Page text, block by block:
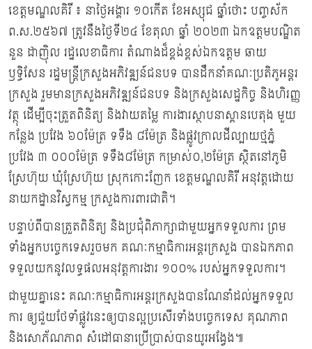
ខេត្តមណ្ឌលគិរី ៖ នាថ្ងៃអង្គារ ១០កើត ខែអស្សុជ ឆ្នាំថោះ បញ្ចស័ក
ព.ស.២៥៦៧ ត្រូវនឹងថ្ងៃទី២៤ ខែតុលា ឆ្នាំ ២០២៣ ឯកឧត្តមបណ្ឌិត
នួន ដាញ៉ិល រដ្ឋលេខាធិការ តំណាងដ៏ខ្ពង់ខ្ពស់ឯកឧត្តម ឆាយ
ឫទ្ធិសែន រដ្ឋមន្ត្រីក្រសួងអភិវឌ្ឍន៍ជនបទ បានដឹកនាំគណៈប្រតិភូអន្តរ
ក្រសួង រួមមានក្រសួងអភិវឌ្ឍន៍ជនបទ និងក្រសួងសេដ្ឋកិច្ច និងហិរញ្ញ
វត្ថុ ដើម្បីចុះត្រួតពិនិត្យ និងវាយតម្លៃ ការងារស្ថាបនាស្ពានបេតុង មួយ
កន្លែង ប្រវែង ៦០ម៉ែត្រ ទទឹង ៨ម៉ែត្រ និងផ្លូវក្រាលដីល្បាយថ្មភ្នំ
ប្រវែង ៣ ០០០ម៉ែត្រ ទទឹង៨ម៉ែត្រ កម្រាស់០,២ម៉ែត្រ ស្ថិតនៅភូមិ
ស្រែហ៊ុយ ឃុំស្រែហ៊ុយ ស្រុកកោះញែក ខេត្តមណ្ឌលគិរី អនុវត្តដោយ
នាយកដ្ឋានវិស្វកម្ម ក្រសួងការពារជាតិ។
បន្ទាប់ពីបានត្រួតពិនិត្យ និងប្រជុំពិភាក្សាជាមួយអ្នកទទួលការ ព្រម
ទាំងអ្នកបច្ចេកទេសរួចមក គណៈកម្មាធិការអន្តរក្រសួង បានឯកភាព
ទទួលយកនូវលទ្ធផលអនុវត្តការងារ ១០០% របស់អ្នកទទួលការ។
ជាមួយគ្នានេះ គណៈកម្មាធិការអន្តរក្រសួងបានណែនាំដល់អ្នកទទួល
ការ ឲ្យជួយថែទាំផ្លូវនេះឲ្យបានល្អប្រសើរទាំងបច្ចេកទេស គុណភាព
និងសោភ័ណភាព សំដៅធានាប្រើប្រាស់បានយូរអង្វែង៕